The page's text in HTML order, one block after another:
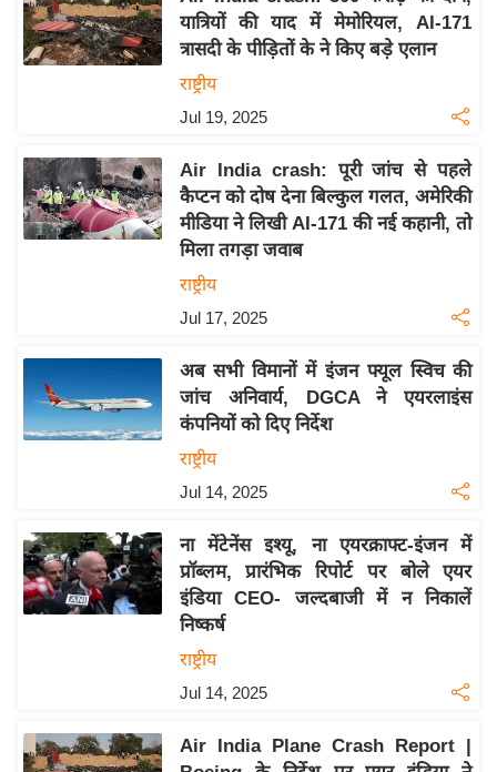
L
2
0
क्रा
इ
म
ई
र
मि
सा
मि
सा
ल
यं
यात्रियों की याद में मेमोरियल, AI-171
त्रासदी के पीड़ितों के ने किए बड़े एलान
राष्ट्रीय
Jul 19, 2025
Air India crash: पूरी जांच से पहले
कैप्टन को दोष देना बिल्कुल गलत, अमेरिकी
मीडिया ने लिखी AI-171 की नई कहानी, तो
मिला तगड़ा जवाब
राष्ट्रीय
Jul 17, 2025
अब सभी विमानों में इंजन फ्यूल स्विच की
जांच अनिवार्य, DGCA ने एयरलाइंस
कंपनियों को दिए निर्देश
राष्ट्रीय
Jul 14, 2025
ना मेंटेनेंस इश्यू, ना एयरक्राफ्ट-इंजन में
प्रॉब्लम, प्रारंभिक रिपोर्ट पर बोले एयर
इंडिया CEO- जल्दबाजी में न निकालें
निष्कर्ष
राष्ट्रीय
Jul 14, 2025
Air India Plane Crash Report |